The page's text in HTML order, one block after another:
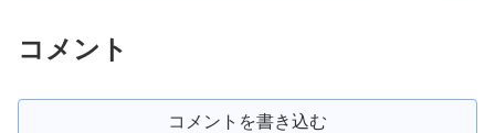
コメント
コメントを書き込む